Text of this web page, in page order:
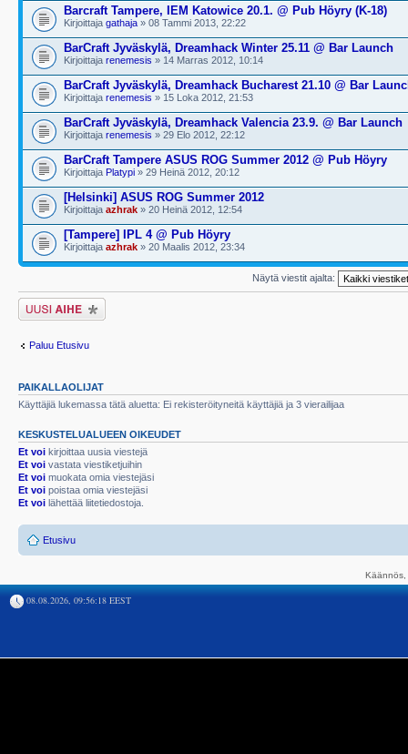
Barcraft Tampere, IEM Katowice 20.1. @ Pub Höyry (K-18)
Kirjoittaja gathaja » 08 Tammi 2013, 22:22
BarCraft Jyväskylä, Dreamhack Winter 25.11 @ Bar Launch
Kirjoittaja renemesis » 14 Marras 2012, 10:14
BarCraft Jyväskylä, Dreamhack Bucharest 21.10 @ Bar
Kirjoittaja renemesis » 15 Loka 2012, 21:53
BarCraft Jyväskylä, Dreamhack Valencia 23.9. @ Bar Launch
Kirjoittaja renemesis » 29 Elo 2012, 22:12
BarCraft Tampere ASUS ROG Summer 2012 @ Pub Höyry
Kirjoittaja Platypi » 29 Heinä 2012, 20:12
[Helsinki] ASUS ROG Summer 2012
Kirjoittaja azhrak » 20 Heinä 2012, 12:54
[Tampere] IPL 4 @ Pub Höyry
Kirjoittaja azhrak » 20 Maalis 2012, 23:34
Näytä viestit ajalta:
Lähetä uusi viesti
Paluu Etusivu
PAIKALLAOLIJAT
Käyttäjiä lukemassa tätä aluetta: Ei rekisteröityneitä käyttäjiä ja 3 vierailijaa
KESKUSTELUALUEEN OIKEUDET
Et voi kirjoittaa uusia viestejä
Et voi vastata viestiketjuihin
Et voi muokata omia viestejäsi
Et voi poistaa omia viestejäsi
Et voi lähettää liitetiedostoja.
Etusivu
08.08.2026, 09:56:18 EEST